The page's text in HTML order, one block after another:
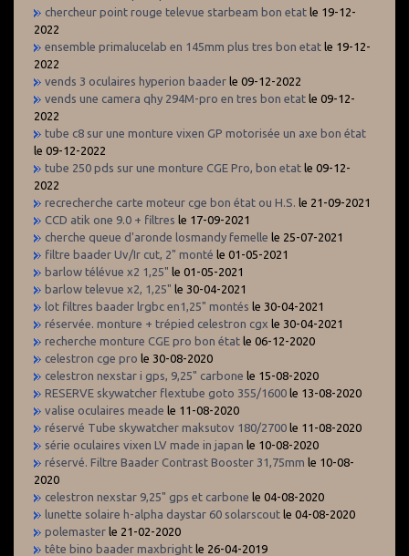
chercheur point rouge televue starbeam bon etat le 19-12-
2022
ensemble primalucelab en 145mm plus tres bon etat le 19-12-
2022
vends 3 oculaires hyperion baader le 09-12-2022
vends une camera qhy 294M-pro en tres bon etat le 09-12-
2022
tube c8 sur une monture vixen GP motorisée un axe bon état
le 09-12-2022
tube 250 pds sur une monture CGE Pro, bon etat le 09-12-
2022
recrecherche carte moteur cge bon état ou H.S. le 21-09-2021
CCD atik one 9.0 + filtres le 17-09-2021
cherche queue d'aronde losmandy femelle le 25-07-2021
filtre baader Uv/Ir cut, 2" monté le 01-05-2021
barlow télévue x2 1,25" le 01-05-2021
barlow televue x2, 1,25" le 30-04-2021
lot filtres baader lrgbc en1,25" montés le 30-04-2021
réservée. monture + trépied celestron cgx le 30-04-2021
recherche monture CGE pro bon état le 06-12-2020
celestron cge pro le 30-08-2020
celestron nexstar i gps, 9,25" carbone le 15-08-2020
RESERVE skywatcher flextube goto 355/1600 le 13-08-2020
valise oculaires meade le 11-08-2020
réservé Tube skywatcher maksutov 180/2700 le 11-08-2020
série oculaires vixen LV made in japan le 10-08-2020
réservé. Filtre Baader Contrast Booster 31,75mm le 10-08-
2020
celestron nexstar 9,25" gps et carbone le 04-08-2020
lunette solaire h-alpha daystar 60 solarscout le 04-08-2020
polemaster le 21-02-2020
tête bino baader maxbright le 26-04-2019